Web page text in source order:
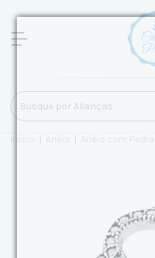
Início Anéis Anéis com Pedras